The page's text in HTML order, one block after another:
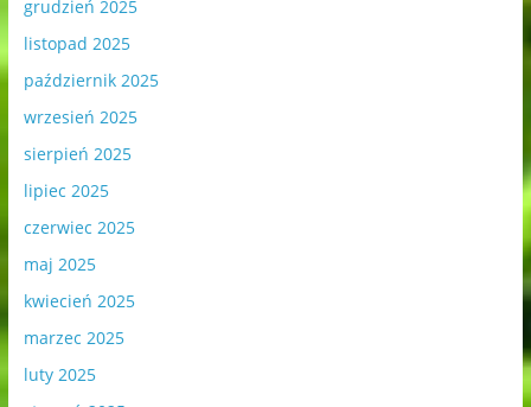
grudzień 2025
listopad 2025
październik 2025
wrzesień 2025
sierpień 2025
lipiec 2025
czerwiec 2025
maj 2025
kwiecień 2025
marzec 2025
luty 2025